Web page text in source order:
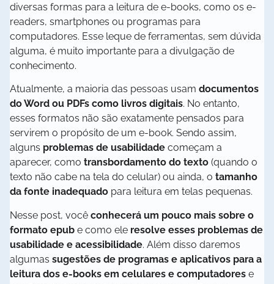
diversas formas para a leitura de e-books, como os e-
readers, smartphones ou programas para
computadores. Esse leque de ferramentas, sem dúvida
alguma, é muito importante para a divulgação de
conhecimento.
Atualmente, a maioria das pessoas usam documentos
do Word ou PDFs como livros digitais. No entanto,
esses formatos não são exatamente pensados para
servirem o propósito de um e-book. Sendo assim,
alguns problemas de usabilidade começam a
aparecer, como transbordamento do texto (quando o
texto não cabe na tela do celular) ou ainda, o tamanho
da fonte inadequado para leitura em telas pequenas.
Nesse post, você conhecerá um pouco mais sobre o
formato epub e como ele resolve esses problemas de
usabilidade e acessibilidade. Além disso daremos
algumas sugestões de programas e aplicativos para a
leitura dos e-books em celulares e computadores e